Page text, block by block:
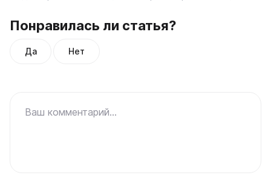
Понравилась ли статья?
Да Нет
Ваш комментарий...